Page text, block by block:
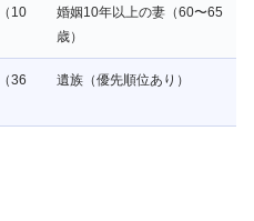
10
婚姻10年以上の妻（60〜65
歳）
36
遺族（優先順位あり）